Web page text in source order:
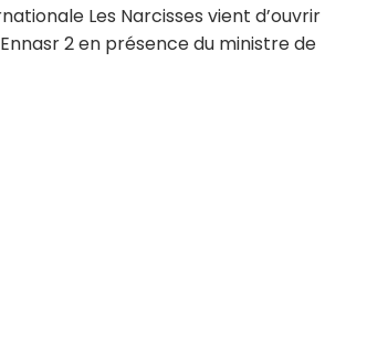
Les Narcisses vient d’ouvrir
2 en présence du ministre de